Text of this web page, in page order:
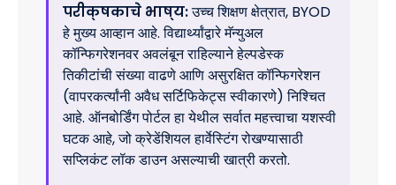
परीक्षकाचे भाष्य:उच्च शिक्षण क्षेत्रात, BYOD
हे मुख्य आव्हान आहे. विद्यार्थ्यांद्वारे मॅन्युअल
कॉन्फिगरेशनवर अवलंबून राहिल्याने हेल्पडेस्क
तिकीटांची संख्या वाढणे आणि असुरक्षित कॉन्फिगरेशन
(वापरकर्त्यांनी अवैध सर्टिफिकेट्स स्वीकारणे) निश्चित
आहे. ऑनबोर्डिंग पोर्टल हा येथील सर्वात महत्त्वाचा यशस्वी
घटक आहे, जो क्रेडेंशियल हार्वेस्टिंग रोखण्यासाठी
सप्लिकंट लॉक डाउन असल्याची खात्री करतो.